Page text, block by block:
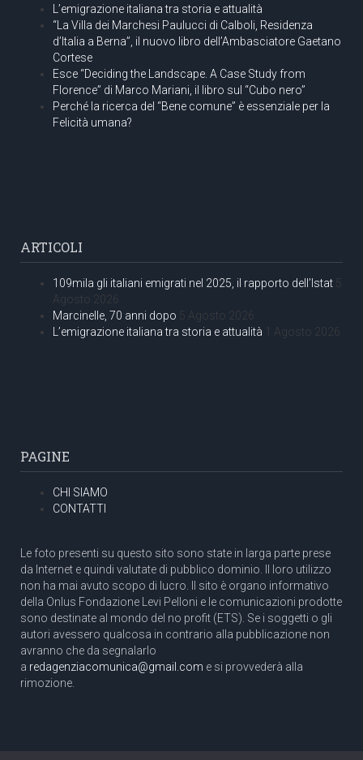
L’emigrazione italiana tra storia e attualità
“La Villa dei Marchesi Paulucci di Calboli, Residenza
d’Italia a Berna”, il nuovo libro dell’Ambasciatore Gaetano
Cortese
Esce “Deciding the Landscape. A Case Study from
Florence” di Marco Mariani, il libro sul “Cubo nero”
Perché la ricerca del “Bene comune” è essenziale per la
Felicità umana?
ARTICOLI
109mila gli italiani emigrati nel 2025, il rapporto dell’Istat 5
Agosto 2026
Marcinelle, 70 anni dopo 5 Agosto 2026
L’emigrazione italiana tra storia e attualità 1 Agosto 2026
PAGINE
CHI SIAMO
CONTATTI
Le foto presenti su questo sito sono state in larga parte prese
da Internet e quindi valutate di pubblico dominio. Il loro utilizzo
non ha mai avuto scopo di lucro. Il sito è organo informativo
della Onlus Fondazione Levi Pelloni e le comunicazioni prodotte
sono destinate al mondo del no profit (ETS). Se i soggetti o gli
autori avessero qualcosa in contrario alla pubblicazione non
avranno che da segnalarlo
a redagenziacomunica@gmail.com e si provvederà alla
rimozione.